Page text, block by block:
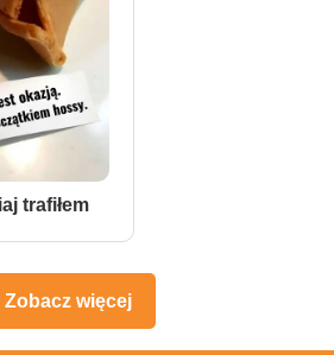
trafiłem
Zobacz więcej